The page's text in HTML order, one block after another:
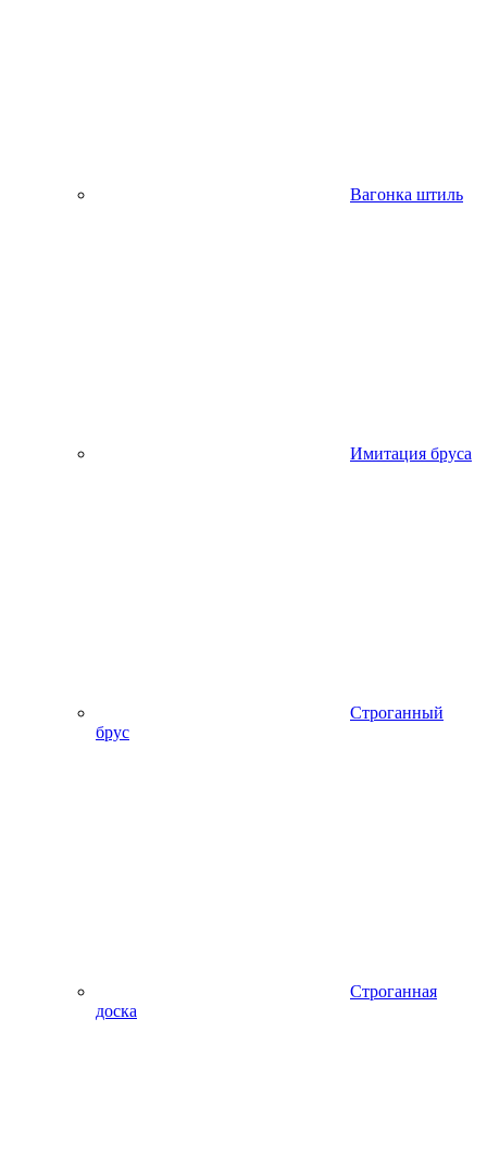
Вагонка штиль
Имитация бруса
Строганный
брус
Строганная
доска